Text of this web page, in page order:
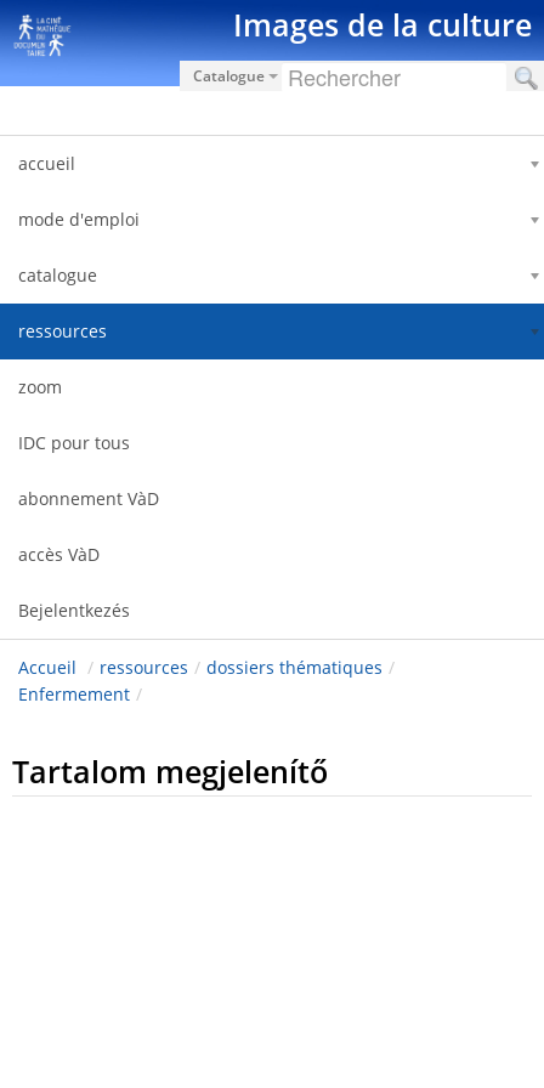
Ugrás a tartalomhoz Images de la culture
Catalogue
accueil
mode d'emploi
catalogue
ressources
zoom
IDC pour tous
abonnement VàD
accès VàD
Bejelentkezés
Accueil / ressources / dossiers thématiques /
Enfermement /
Tartalom megjelenítő